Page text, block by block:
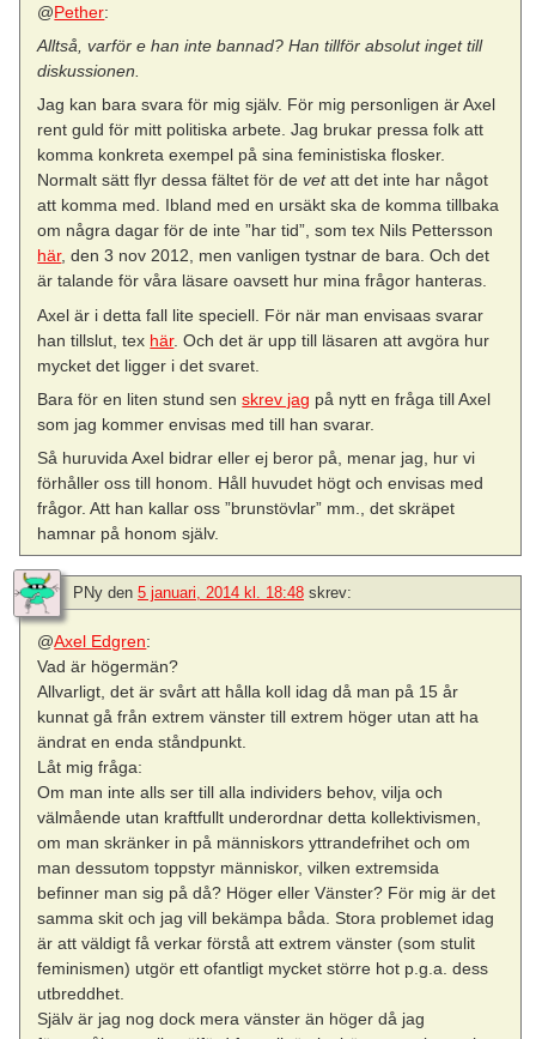
@Pether:
Alltså, varför e han inte bannad? Han tillför absolut inget till
diskussionen.
Jag kan bara svara för mig själv. För mig personligen är Axel
rent guld för mitt politiska arbete. Jag brukar pressa folk att
komma konkreta exempel på sina feministiska flosker.
Normalt sätt flyr dessa fältet för devetatt det inte har något
att komma med. Ibland med en ursäkt ska de komma tillbaka
om några dagar för de inte ”har tid”, som tex Nils Pettersson
här, den 3 nov 2012, men vanligen tystnar de bara. Och det
är talande för våra läsare oavsett hur mina frågor hanteras.
Axel är i detta fall lite speciell. För när man envisaas svarar
han tillslut, tex här. Och det är upp till läsaren att avgöra hur
mycket det ligger i det svaret.
Bara för en liten stund senskrev jag på nytt en fråga till Axel
som jag kommer envisas med till han svarar.
Så huruvida Axel bidrar eller ej beror på, menar jag, hur vi
förhåller oss till honom. Håll huvudet högt och envisas med
frågor. Att han kallar oss ”brunstövlar” mm., det skräpet
hamnar på honom själv.
PNy den 5 januari, 2014 kl. 18:48 skrev:
@Axel Edgren:
Vad är högermän?
Allvarligt, det är svårt att hålla koll idag då man på 15 år
kunnat gå från extrem vänster till extrem höger utan att ha
ändrat en enda ståndpunkt.
Låt mig fråga:
Om man inte alls ser till alla individers behov, vilja och
välmående utan kraftfullt underordnar detta kollektivismen,
om man skränker in på människors yttrandefrihet och om
man dessutom toppstyr människor, vilken extremsida
befinner man sig på då? Höger eller Vänster? För mig är det
samma skit och jag vill bekämpa båda. Stora problemet idag
är att väldigt få verkar förstå att extrem vänster (som stulit
feminismen) utgör ett ofantligt mycket större hot p.g.a. dess
utbreddhet.
Själv är jag nog dock mera vänster än höger då jag